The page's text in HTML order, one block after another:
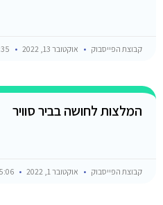
קבוצת הפייסבוק אוקטובר 13, 2022
המלצות לחושה בביר סוויר
קבוצת הפייסבוק אוקטובר 1, 2022